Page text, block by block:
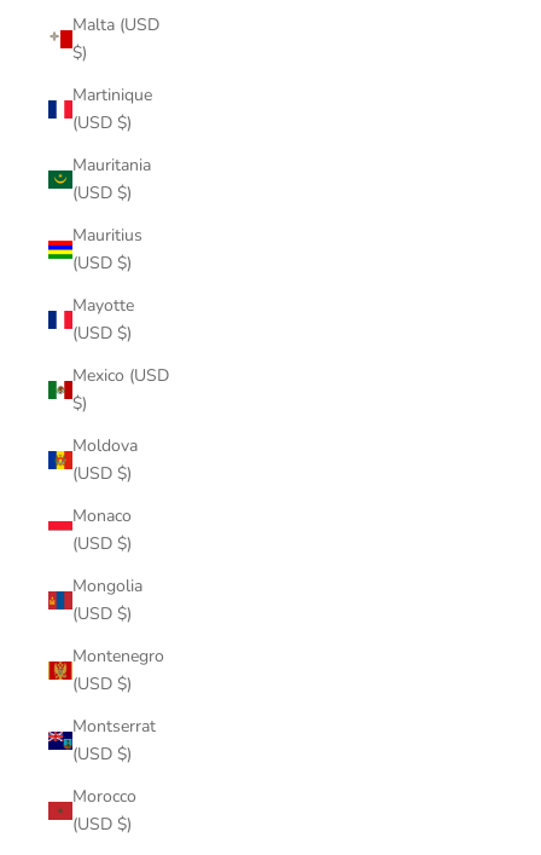
Malta (USD
$)
Martinique
(USD $)
Mauritania
(USD $)
Mauritius
(USD $)
Mayotte
(USD $)
Mexico (USD
$)
Moldova
(USD $)
Monaco
(USD $)
Mongolia
(USD $)
Montenegro
(USD $)
Montserrat
(USD $)
Morocco
(USD $)